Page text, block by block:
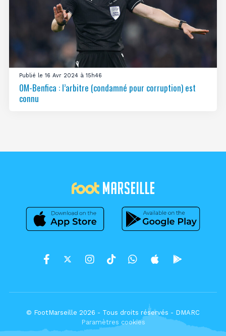
Publié le 16 Avr 2024 à 15h46
OM-Benfica : l’arbitre (condamné pour corruption) est
connu
© FootMarseille 2026 - Tous droits réservés - DMARC
Paramètres cookies